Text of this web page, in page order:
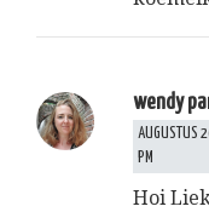
wendy
AUGUSTUS
PM
Hoi